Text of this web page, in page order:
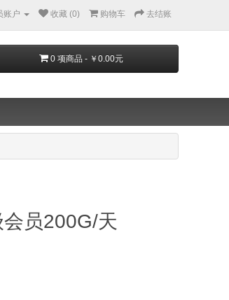
账户 收藏 (0) 购物车 去结账
0 项商品 - ￥0.00元
员200G/天